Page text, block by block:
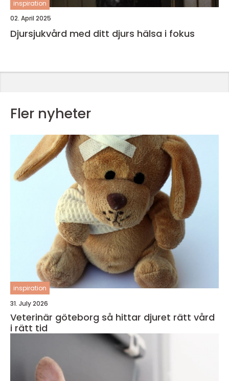
inspiration
02. April 2025
Djursjukvård med ditt djurs hälsa i fokus
Fler nyheter
inspiration
31. July 2026
Veterinär göteborg så hittar djuret rätt vård
i rätt tid